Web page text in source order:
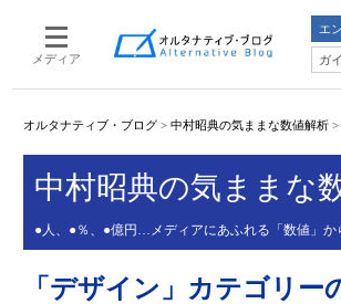
メディア
エ
ガ
オルタナティブ・ブログ > 中村昭典の気ままな数値解析 >
中村昭典の気ままな
●人、●％、●億円…メディアにあふれる「数値」
「デザイン」カテゴリー